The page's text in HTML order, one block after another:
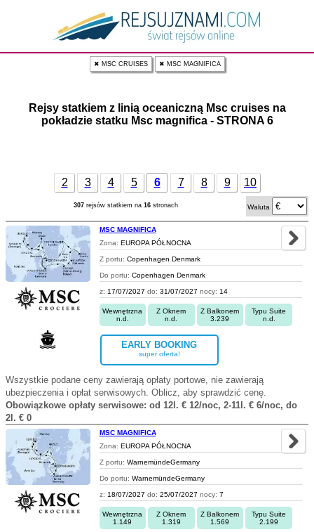
✖ MSC CRUISES ✖ MSC MAGNIFICA
Rejsy statkiem z linią oceaniczną Msc cruises na
pokładzie statku Msc magnifica - STRONA 6
2 3 4 5 6 7 8 9 10
307 rejsów statkiem na 16 stronach Waluta
MSC MAGNIFICA
Zona: EUROPA PÓŁNOCNA
Z portu: Copenhagen Denmark
Do portu: Copenhagen Denmark
z: 17/07/2027 do: 31/07/2027 nocy: 14
Wewnętrzna
n.d.
Z Oknem
n.d.
Z Balkonem
3.239
Typu Suite
n.d.
EARLY BOOKING
super oferta!
Wszystkie podane ceny zawierają opłaty portowe, nie zawierają
ubezpieczenia i opłat serwisowych. Oblicz, aby sprawdzić cenę.
Obowiązkowe opłaty serwisowe: od 12l. € 12/noc, 2-11l. € 6/noc, do
2l. € 0
MSC MAGNIFICA
Zona: EUROPA PÓŁNOCNA
Z portu: WarnemündeGermany
Do portu: WarnemündeGermany
z: 18/07/2027 do: 25/07/2027 nocy: 7
Wewnętrzna
1.149
Z Oknem
1.319
Z Balkonem
1.569
Typu Suite
2.199